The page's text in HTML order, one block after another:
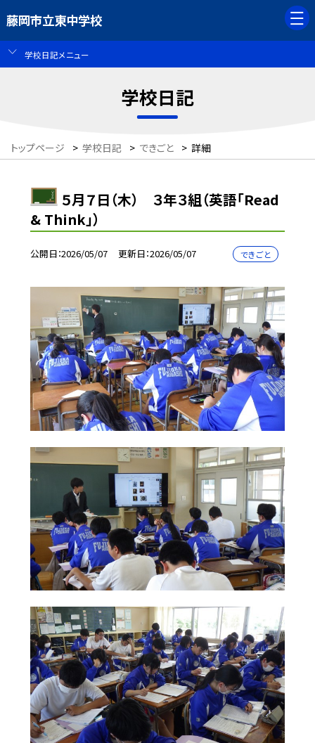
藤岡市立東中学校
学校日記メニュー
学校日記
トップページ > 学校日記 > できごと > 詳細
５月７日（木） ３年３組（英語「Read
& Think」）
公開日 2026/05/07 更新日 2026/05/07 できごと